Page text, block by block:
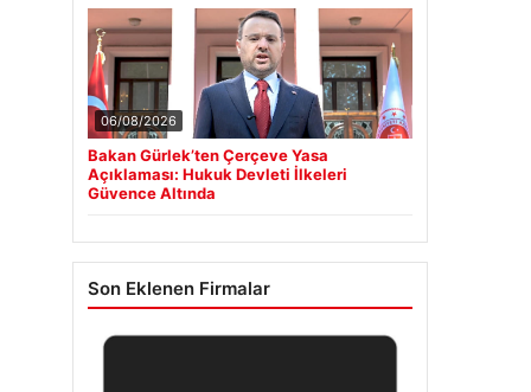
06/08/2026
Bakan Gürlek’ten Çerçeve Yasa
Açıklaması: Hukuk Devleti İlkeleri
Güvence Altında
Son Eklenen Firmalar